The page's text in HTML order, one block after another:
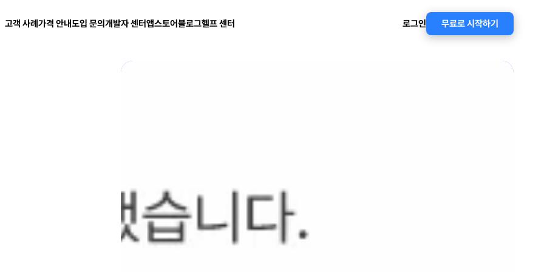
고객 사례 가격 안내도입 문의 개발자 센터앱스토어블로그헬프 센터 로그인 무료로 시작하기